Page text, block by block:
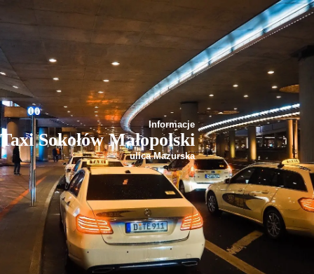
Informacje
Taxi Sokołów Małopolski
ulica Mazurska